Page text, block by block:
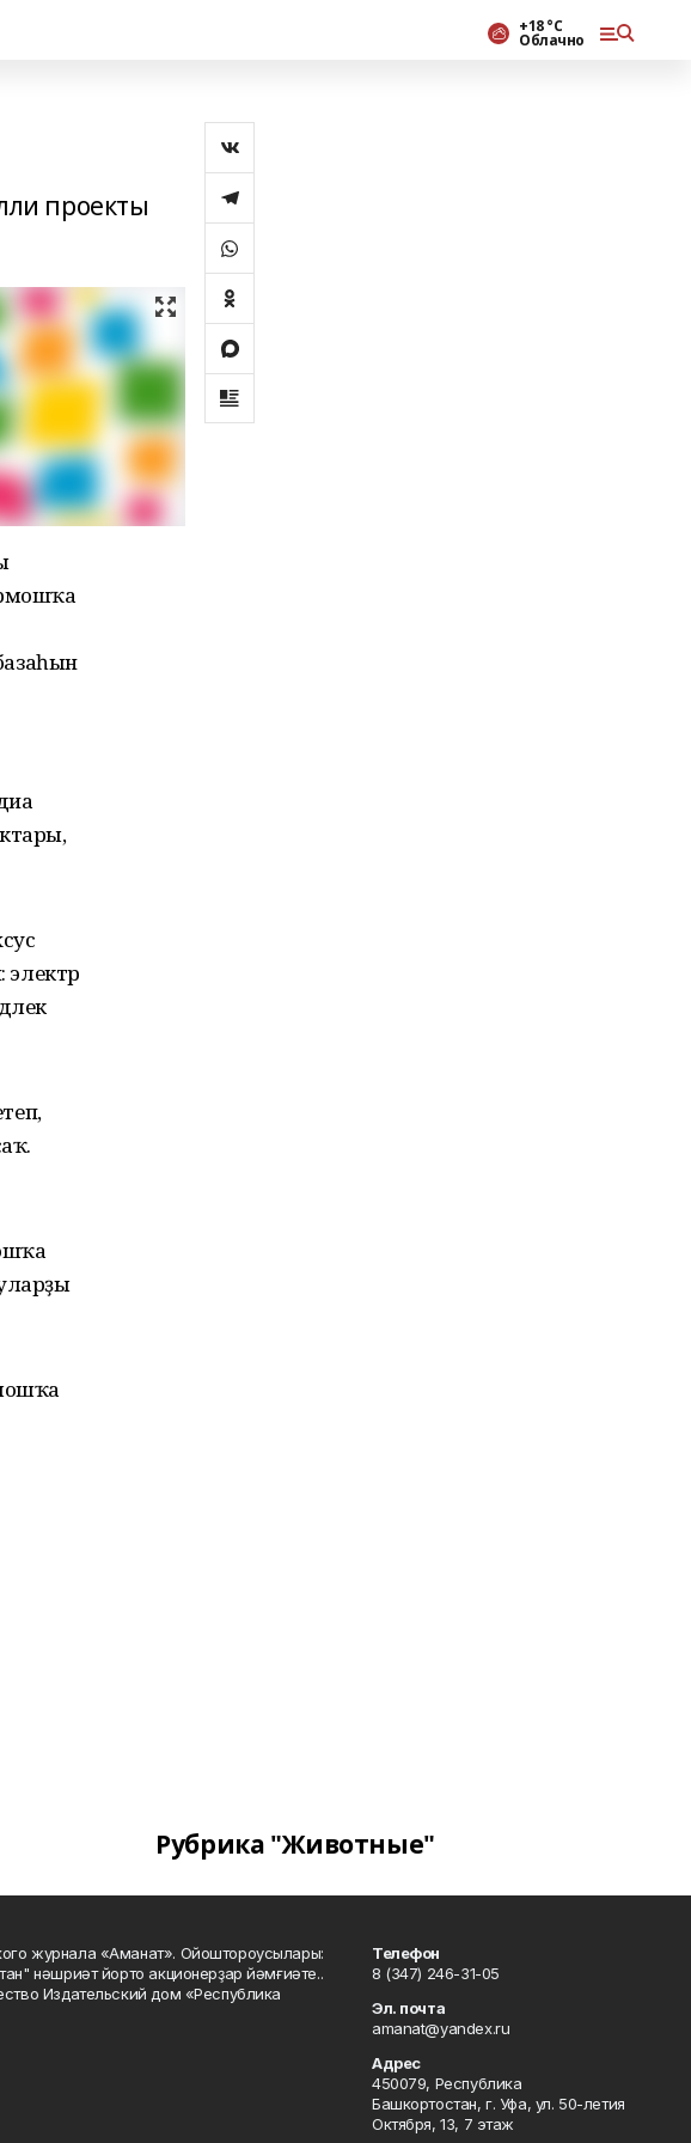
+18 °С
Облачно
проекты
электр
Рубрика "Животные"
журнала «Аманат». Ойоштороусылары:
нәшриәт йорто акционерҙар йәмғиәте..
Издательский дом «Республика
Телефон
8 (347) 246-31-05
Эл. почта
amanat@yandex.ru
Адрес
450079, Республика
Башкортостан, г. Уфа, ул. 50-летия
Октября, 13, 7 этаж